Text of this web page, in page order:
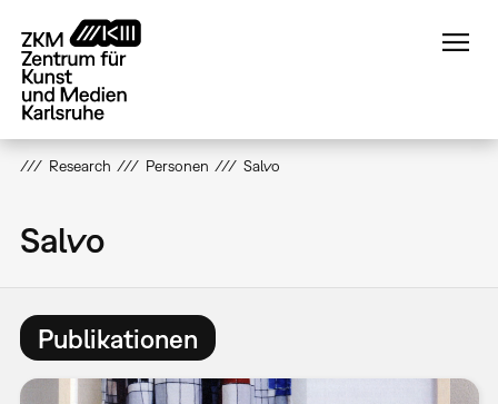
zum
Inhalt
Research Personen Salvo
Salvo
Publikationen